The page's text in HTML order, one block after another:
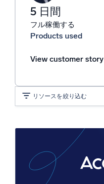
5 日間
フル稼働する
Products used
View customer story
リソースを絞り込む
業界